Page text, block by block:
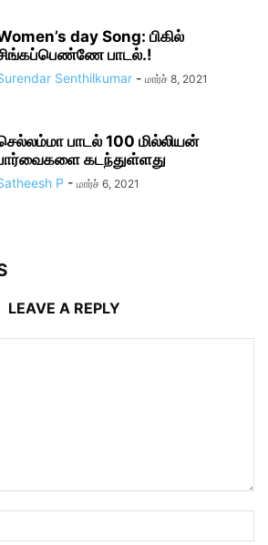
day Song: பிகில்
பாடல்.!
Senthilkumar - மார்ச் 8, 2021
பாடல் 100 மில்லியன்
கடந்துள்ளது
P - மார்ச் 6, 2021
LEAVE A REPLY